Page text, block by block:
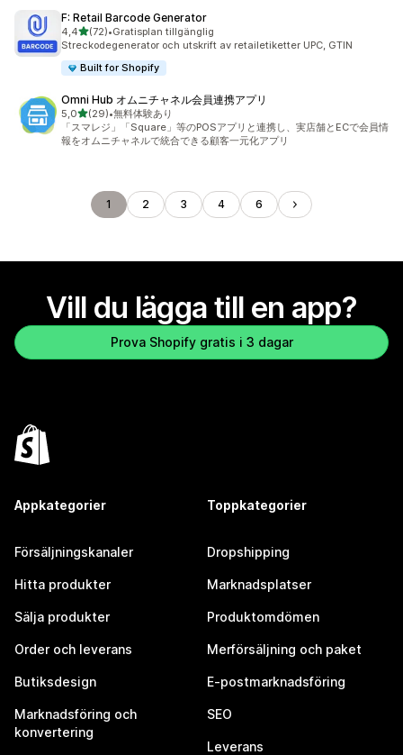
F: Retail Barcode Generator
4,4av 5 stjärnor
(72)
72 recensioner totalt
•Gratisplan tillgänglig
Streckodegenerator och utskrift av retailetiketter UPC, GTIN
Built for Shopify
Omni Hub オムニチャネル会員連携アプリ
5,0av 5 stjärnor
(29)
29 recensioner totalt
•無料体験あり
「スマレジ」「Square」等のPOSアプリと連携し、実店舗とECで会員情
報をオムニチャネルで統合できる顧客一元化アプリ
1 2 3 4 6
Vill du lägga till en app?
Prova Shopify gratis i 3 dagar
Appkategorier
Försäljningskanaler
Hitta produkter
Sälja produkter
Order och leverans
Butiksdesign
Marknadsföring och
konvertering
Toppkategorier
Dropshipping
Marknadsplatser
Produktomdömen
Merförsäljning och paket
E-postmarknadsföring
SEO
Leverans